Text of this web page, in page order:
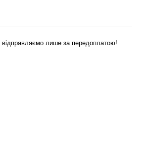
лише за передоплатою!